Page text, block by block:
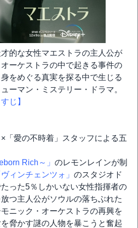
才的な女性マエストラの主人公が
ーケストラの中で起きる事件の
をめぐる真実を探る中で生じる
ーマン・ミステリー・ドラマ。
じ】
「愛の不時着」スタッフによる五
Rich～」 のレモンレインが制
ヴィンチェンツォ」 のスタジオド
った5％しかいない女性指揮者の
つ主人公がソウルの落ちぶれた
ニック・オーケストラの再興を
脅かす謎の人物を暴こうと奮起